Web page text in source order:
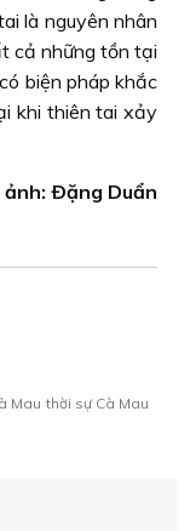
là nguyên nhân
cả những tồn tại
biện pháp khắc
khi thiên tai xảy
ảnh: Ðặng Duẩn
Mau thời sự Cà Mau